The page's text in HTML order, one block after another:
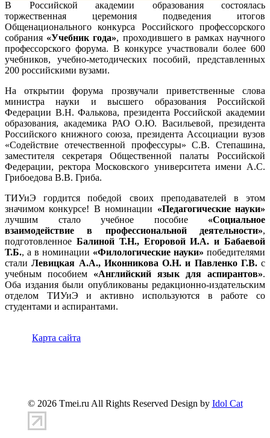
В Российской академии образования состоялась
торжественная церемония подведения итогов
Общенационального конкурса Российского профессорского
собрания «Учебник года», проходившего в рамках научного
профессорского форума. В конкурсе участвовали более 600
учебников, учебно-методических пособий, представленных
200 российскими вузами.
На открытии форума прозвучали приветственные слова
министра науки и высшего образования Российской
Федерации В.Н. Фалькова, президента Российской академии
образования, академика РАО О.Ю. Васильевой, президента
Российского книжного союза, президента Ассоциации вузов
«Содействие отечественной профессуры» С.В. Степашина,
заместителя секретаря Общественной палаты Российской
Федерации, ректора Московского университета имени А.С.
Грибоедова В.В. Гриба.
ТИУиЭ гордится победой своих преподавателей в этом
значимом конкурсе! В номинации «Педагогические науки»
лучшим стало учебное пособие«Социальное
взаимодействие в профессиональной деятельности»,
подготовленное Балиной Т.Н., Егоровой И.А. и Бабаевой
Т.Б., а в номинации «Филологические науки» победителями
сталиЛевицкая А.А., Иконникова О.Н. и Павленко Г.В.с
учебным пособием «Английский язык для аспирантов».
Оба издания были опубликованы редакционно-издательским
отделом ТИУиЭ и активно используются в работе со
студентами и аспирантами.
Карта сайта
© 2026 Tmei.ru All Rights Reserved Design by Idol Cat